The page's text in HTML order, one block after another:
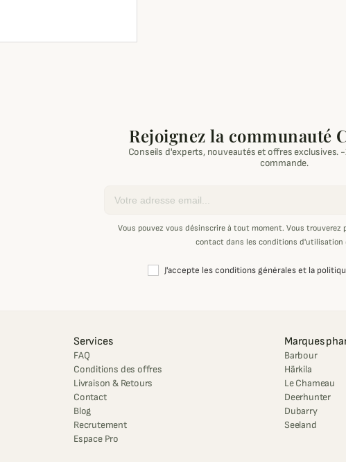
Rejoignez la communauté
Conseils d'experts, nouveautés et offres exclusives.
commande.
Vous pouvez vous désinscrire à tout moment. Vous trouverez
contact dans les conditions d'utilisation
J'accepte les conditions générales et la
Services
FAQ
Conditions des offres
Livraison & Retours
Contact
Blog
Recrutement
Espace Pro
Marques
Barbour
Härkila
Le Chameau
Deerhunter
Dubarry
Seeland